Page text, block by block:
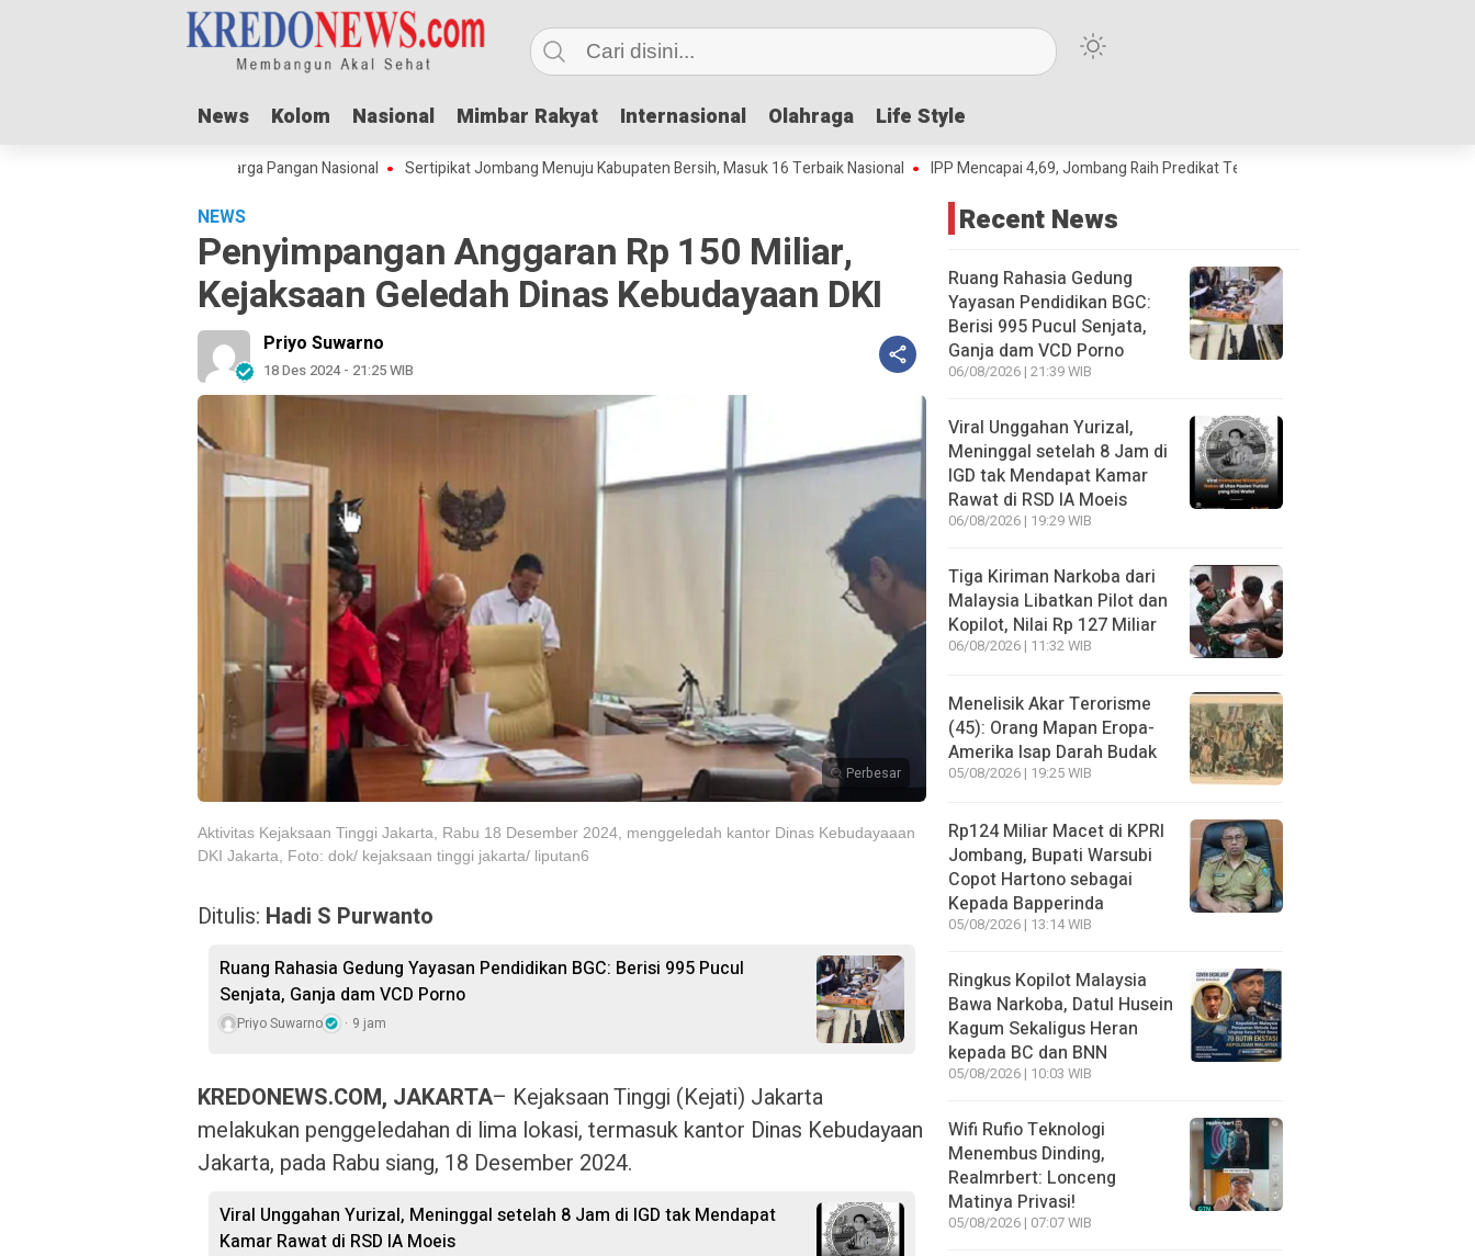
News Kolom Nasional Mimbar Rakyat Internasional Olahraga Life Style
News Kolom Nasional Mimbar Rakyat Internasional Olahraga Life Style
Adha Dorong Lonjakan Harga Pangan Nasional Sertipikat Jombang Menuju Kabupaten Bersih, Masuk 16 Terbaik Nasional IPP Mencapai 4,69, Jombang Raih Predikat Terbaik Jawa Timur dan Peringkat III Nasional
NEWS
Penyimpangan Anggaran Rp 150 Miliar,
Kejaksaan Geledah Dinas Kebudayaan DKI
Priyo Suwarno
18 Des 2024 - 21:25 WIB
Perbesar
Aktivitas Kejaksaan Tinggi Jakarta, Rabu 18 Desember 2024, menggeledah kantor Dinas Kebudayaaan
DKI Jakarta, Foto: dok/ kejaksaan tinggi jakarta/ liputan6
Ditulis: Hadi S Purwanto
Ruang Rahasia Gedung Yayasan Pendidikan BGC: Berisi 995 Pucul
Senjata, Ganja dam VCD Porno
Priyo Suwarno 9 jam
KREDONEWS.COM, JAKARTA– Kejaksaan Tinggi (Kejati) Jakarta
melakukan penggeledahan di lima lokasi, termasuk kantor Dinas Kebudayaan
Jakarta, pada Rabu siang, 18 Desember 2024.
Viral Unggahan Yurizal, Meninggal setelah 8 Jam di IGD tak Mendapat
Kamar Rawat di RSD IA Moeis
Recent News
Ruang Rahasia Gedung
Yayasan Pendidikan BGC:
Berisi 995 Pucul Senjata,
Ganja dam VCD Porno
06/08/2026 | 21:39 WIB
Viral Unggahan Yurizal,
Meninggal setelah 8 Jam di
IGD tak Mendapat Kamar
Rawat di RSD IA Moeis
06/08/2026 | 19:29 WIB
Tiga Kiriman Narkoba dari
Malaysia Libatkan Pilot dan
Kopilot, Nilai Rp 127 Miliar
06/08/2026 | 11:32 WIB
Menelisik Akar Terorisme
(45): Orang Mapan Eropa-
Amerika Isap Darah Budak
05/08/2026 | 19:25 WIB
Rp124 Miliar Macet di KPRI
Jombang, Bupati Warsubi
Copot Hartono sebagai
Kepada Bapperinda
05/08/2026 | 13:14 WIB
Ringkus Kopilot Malaysia
Bawa Narkoba, Datul Husein
Kagum Sekaligus Heran
kepada BC dan BNN
05/08/2026 | 10:03 WIB
Wifi Rufio Teknologi
Menembus Dinding,
Realmrbert: Lonceng
Matinya Privasi!
05/08/2026 | 07:07 WIB